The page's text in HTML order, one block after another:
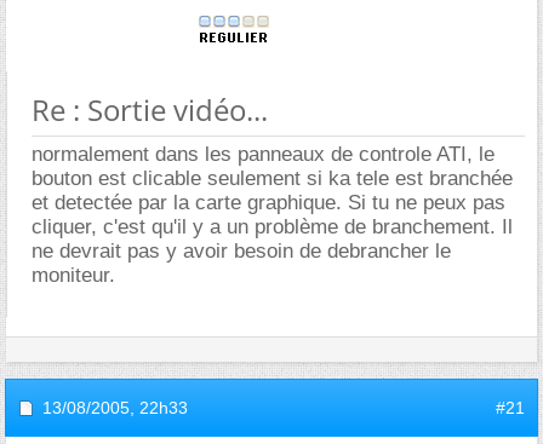
Re : Sortie vidéo...
normalement dans les panneaux de controle ATI, le
bouton est clicable seulement si ka tele est branchée
et detectée par la carte graphique. Si tu ne peux pas
cliquer, c'est qu'il y a un problème de branchement. Il
ne devrait pas y avoir besoin de debrancher le
moniteur.
13/08/2005, 22h33 #21